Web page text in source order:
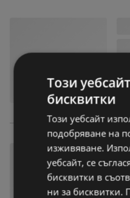
Този
бисквитки
Този уебсайт
подобряване на
изживяване.
уебсайт, се
бисквитки в
ни за бисквитки.